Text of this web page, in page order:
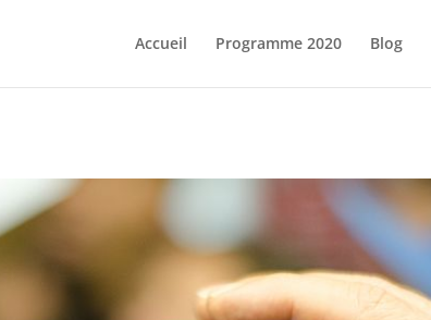
Accueil Programme 2020 Blog